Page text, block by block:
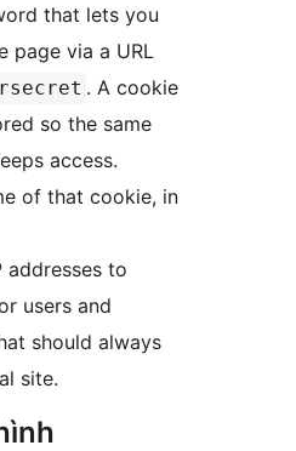
that lets you
page via a URL
. A cookie
so the same
access.
of that cookie, in
addresses to
users and
should always
site.